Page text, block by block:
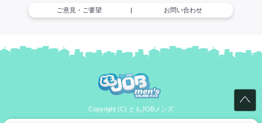
ご意見・ご要望 | お問い合わせ
Copyright (C) ともJOBメンズ